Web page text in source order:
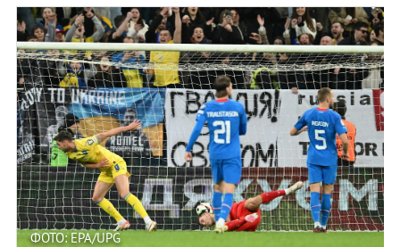
ФОТО: EPA/UPG